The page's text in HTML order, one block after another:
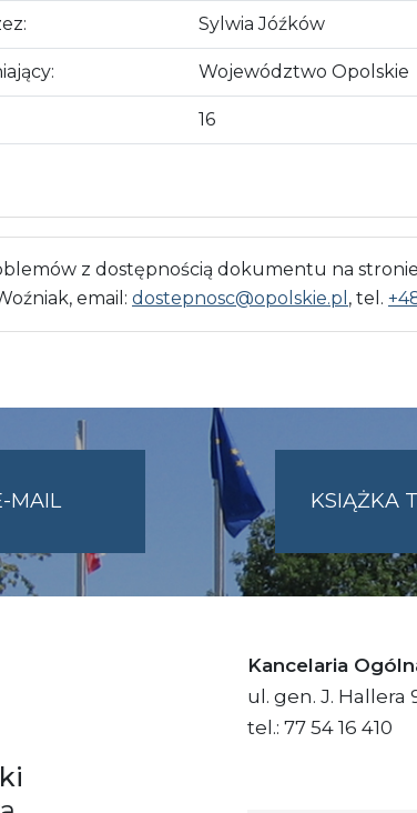
Sylwia Jóźków
Województwo Opolskie
16
z dostępnością dokumentu na
email: dostepnosc@opolskie.pl , tel.
MAILNA
UMWO@OPOLSKIE.PL
KSIĄŻKA
Kancelaria
ul. gen. J. Hallera
tel.: 77 54 16 410